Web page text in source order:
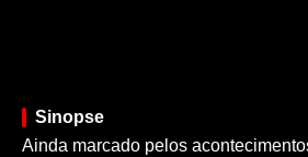
Sinopse
Ainda marcado pelos